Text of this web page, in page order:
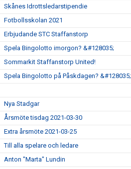
Skånes Idrottsledarstipendie
Fotbollsskolan 2021
Erbjudande STC Staffanstorp
Spela Bingolotto imorgon? &#128035;
Sommarkit Staffanstorp United!
Spela Bingolotto på Påskdagen? &#128035;
Nya Stadgar
Årsmöte tisdag 2021-03-30
Extra årsmöte 2021-03-25
Till alla spelare och ledare
Anton "Marta" Lundin